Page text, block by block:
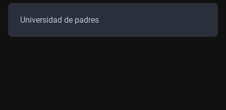
Universidad de padres